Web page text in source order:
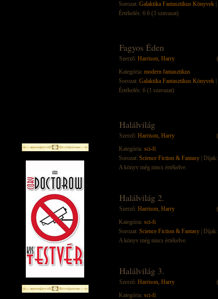
Sorozat: Galaktika Fantasztikus Könyvek
Értékelés: 6.6 (3 szavazat)
Fagyos Éden
Szerző: Harrison, Harry
Kategória: modern fantasztikus
Sorozat: Galaktika Fantasztikus Könyvek
Értékelés: 6 (1 szavazat)
Halálvilág
Szerző: Harrison, Harry
Kategória: sci-fi
Sorozat: Science Fiction & Fantasy | Díjak:
A könyv még nincs értékelve.
Halálvilág 2.
Szerző: Harrison, Harry
Kategória: sci-fi
Sorozat: Science Fiction & Fantasy | Díjak:
A könyv még nincs értékelve.
Halálvilág 3.
Szerző: Harrison, Harry
Kategória: sci-fi